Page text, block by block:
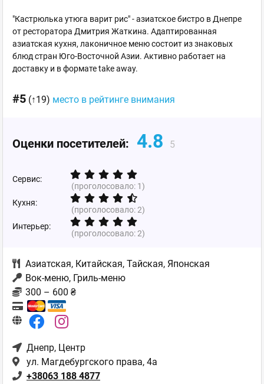
"Кастрюлька утюга варит рис" - азиатское бистро в Днепре
от ресторатора Дмитрия Жаткина. Адаптированная
азиатская кухня, лаконичное меню состоит из знаковых
блюд стран Юго-Восточной Азии. Активно работает на
доставку и в формате take away.
#5 (↑19) место в рейтинге внимания
Оценки посетителей: 4.8 5
Сервис:
(проголосовало: 1)
Кухня:
(проголосовало:2)
Интерьер:
(проголосовало:2)
Азиатская, Китайская, Тайская, Японская
Вок-меню, Гриль-меню
300 – 600 ₴
Днепр, Центр
ул. Магдебургского права, 4а
+38063 188 4877